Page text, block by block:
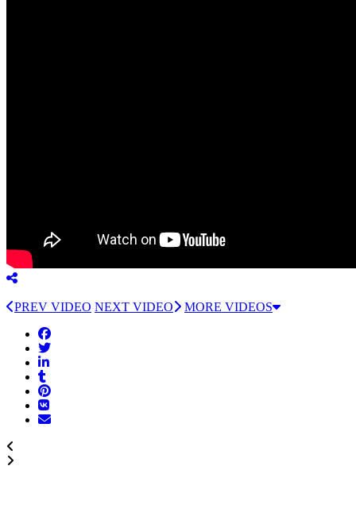
PREV VIDEO NEXT VIDEO MORE VIDEOS